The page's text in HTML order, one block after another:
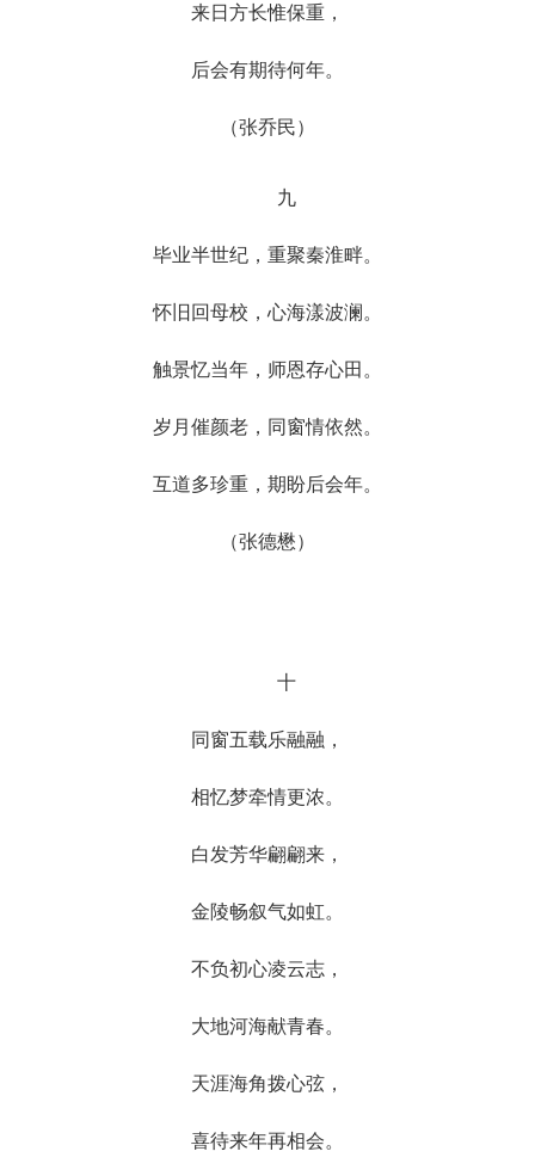
来日方长惟保重，
后会有期待何年。
（张乔民）
九
毕业半世纪，重聚秦淮畔。
怀旧回母校，心海漾波澜。
触景忆当年，师恩存心田。
岁月催颜老，同窗情依然。
互道多珍重，期盼后会年。
（张德懋）
十
同窗五载乐融融，
相忆梦牵情更浓。
白发芳华翩翩来，
金陵畅叙气如虹。
不负初心凌云志，
大地河海献青春。
天涯海角拨心弦，
喜待来年再相会。